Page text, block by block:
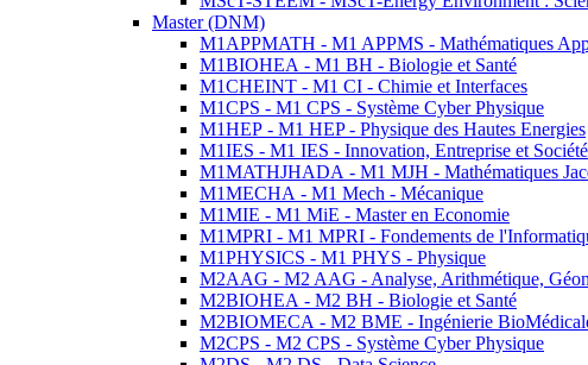
Master (DNM)
M1APPMATH - M1 APPMS - Mathématiques
M1BIOHEA - M1 BH - Biologie et Santé
M1CHEINT - M1 CI - Chimie et Interfaces
M1CPS - M1 CPS - Système Cyber Physique
M1HEP - M1 HEP - Physique des Hautes Energies
M1IES - M1 IES - Innovation, Entreprise et Société
M1MATHJHADA - M1 MJH - Mathématiques
M1MECHA - M1 Mech - Mécanique
M1MIE - M1 MiE - Master en Economie
M1MPRI - M1 MPRI - Fondements de
M1PHYSICS - M1 PHYS - Physique
M2AAG - M2 AAG - Analyse, Arithmétique,
M2BIOHEA - M2 BH - Biologie et Santé
M2BIOMECA - M2 BME - Ingénierie
M2CPS - M2 CPS - Système Cyber Physique